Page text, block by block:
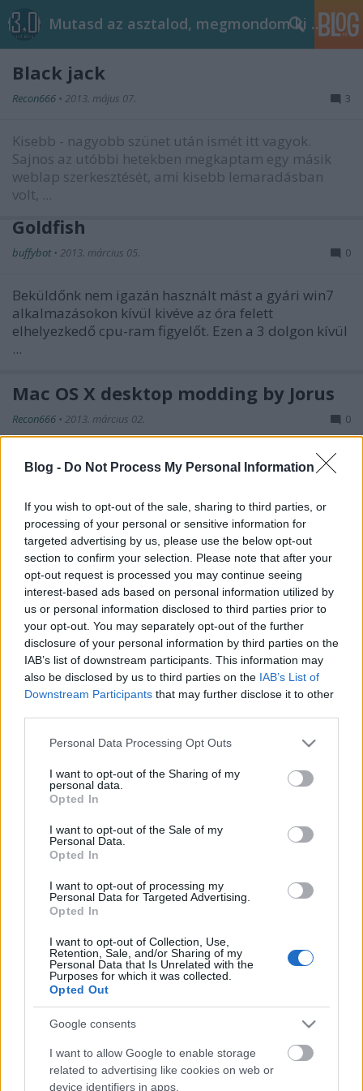
Blog - Do Not Process My Personal Information
If you wish to opt-out of the sale, sharing to third parties, or
processing of your personal or sensitive information for
targeted advertising by us, please use the below opt-out
section to confirm your selection. Please note that after your
opt-out request is processed you may continue seeing
interest-based ads based on personal information utilized by
us or personal information disclosed to third parties prior to
your opt-out. You may separately opt-out of the further
disclosure of your personal information by third parties on the
IAB’s list of downstream participants. This information may
also be disclosed by us to third parties on the IAB’s List of
Downstream Participants that may further disclose it to other
Please note that this website/app uses one or more Google
not limited to your visit or usage behaviour. You may click to
grant or deny consent to Google and its third-party tags to
use your data for below specified purposes in below Google
consent section.
Personal Data Processing Opt Outs
I want to opt-out of the Sharing of my
personal data.
Opted In
I want to opt-out of the Sale of my
Personal Data.
Opted In
I want to opt-out of processing my
Personal Data for Targeted Advertising.
Opted In
I want to opt-out of Collection, Use,
Retention, Sale, and/or Sharing of my
Personal Data that Is Unrelated with the
Purposes for which it was collected.
Opted Out
Google consents
I want to allow Google to enable storage
related to advertising like cookies on web or
device identifiers in apps.
Mutasd az asztalod, megmondom ki vagy!
Black jack
Recon666 • 2013. május 07. 3
Kisebb - nagyobb szünet után ismét itt vagyok.
Sajnos az utóbbi hetekben megkaptam egy másik
weblap szerkesztését, ami kisebb lemaradásban
volt, ...
Goldfish
buffybot • 2013. március 05. 0
Beküldőnk nem igazán használt mást a gyári win7
alkalmazásokon kívül kivéve az óra felett
elhelyezkedő cpu-ram figyelőt. Ezen a 3 dolgon kívül
...
Mac OS X desktop modding by Jorus
Recon666 • 2013. március 02. 0
A mai nap jelent megJorus(Prohardver!) cikke,
amely a Mac OSX moddingolásához nyújt
Portal II
2013. március 02.
Ma esti asztalunk beküldője egy portál hattérképpel
használt asztalt küldött be. Amint a képen látszik
vagy nem látszik az a tálca, ami el lett ...
Grey city
Recon666•2013. február 24.
pompázik. A desktopon használt ikonok az ecqlipse
2 névre hallgatnak, talán az egyik legjobban kinéző
Crysis
buffybot •2013. február 09.
elrendezés passzol az ikonpakk is. Reméljük, hogy a
továbbiakban gyakrabban unjátok ...
Des(z)ktop
buffybot•2013. február 06.
Na jó valljuk be a címben szereplő "szóvicc" elég